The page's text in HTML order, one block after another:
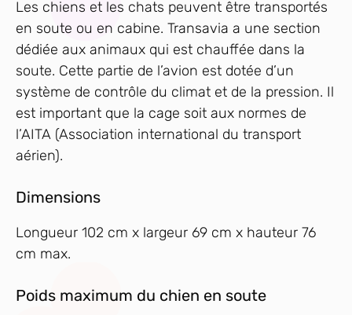
Les chiens et les chats peuvent être transportés
en soute ou en cabine. Transavia a une section
dédiée aux animaux qui est chauffée dans la
soute. Cette partie de l’avion est dotée d’un
système de contrôle du climat et de la pression. Il
est important que la cage soit aux normes de
l’AITA (Association international du transport
aérien).
Dimensions
Longueur 102 cm x largeur 69 cm x hauteur 76
cm max.
Poids maximum du chien en soute